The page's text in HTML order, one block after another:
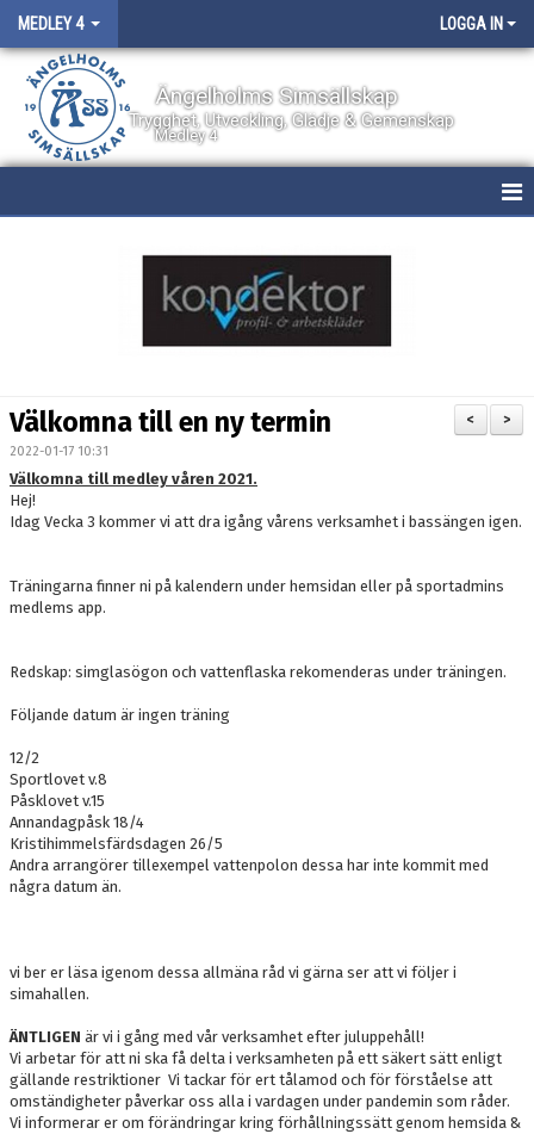
MEDLEY 4 LOGGA IN
Ängelholms Simsällskap
Trygghet, Utveckling, Glädje & Gemenskap
Medley 4
DOKUMENT
BOKNING AV PLATS
>
<
Välkomna till en ny termin
2022-01-17 10:31
Välkomna till medley våren 2021.
Hej!
Idag Vecka 3 kommer vi att dra igång vårens verksamhet i bassängen igen.
Träningarna finner ni på kalendern under hemsidan eller på sportadmins
medlems app.
Redskap: simglasögon och vattenflaska rekomenderas under träningen.
Följande datum är ingen träning
12/2
Sportlovet v.8
Påsklovet v.15
Annandagpåsk 18/4
Kristihimmelsfärdsdagen 26/5
Andra arrangörer tillexempel vattenpolon dessa har inte kommit med
några datum än.
vi ber er läsa igenom dessa allmäna råd vi gärna ser att vi följer i
simahallen.
ÄNTLIGEN är vi i gång med vår verksamhet efter juluppehåll!
Vi arbetar för att ni ska få delta i verksamheten på ett säkert sätt enligt
gällande restriktioner Vi tackar för ert tålamod och för förståelse att
omständigheter påverkar oss alla i vardagen under pandemin som råder.
Vi informerar er om förändringar kring förhållningssätt genom hemsida &